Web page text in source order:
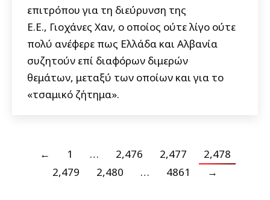
επιτρόπου για τη διεύρυνση της
Ε.Ε., Γιοχάνες Χαν, ο οποίος ούτε λίγο ούτε
πολύ ανέφερε πως Ελλάδα και Αλβανία
συζητούν επί διαφόρων διμερών
θεμάτων, μεταξύ των οποίων και για το
«τσαμικό ζήτημα».
← 1 … 2,476 2,477
2,478
2,479
2,480 … 4861 →